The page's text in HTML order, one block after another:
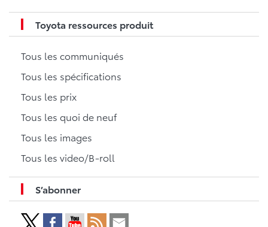
Toyota ressources produit
Tous les communiqués
Tous les spécifications
Tous les prix
Tous les quoi de neuf
Tous les images
Tous les video/B-roll
S’abonner